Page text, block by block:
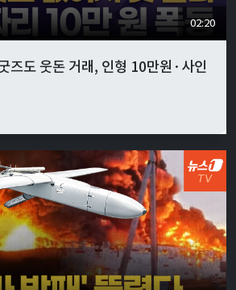
02:20
즈도 웃돈 거래, 인형 10만원·사인